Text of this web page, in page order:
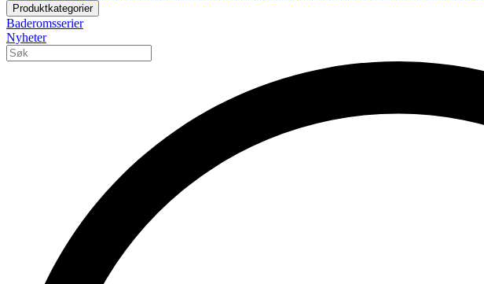
Produktkategorier
Baderomsserier
Nyheter